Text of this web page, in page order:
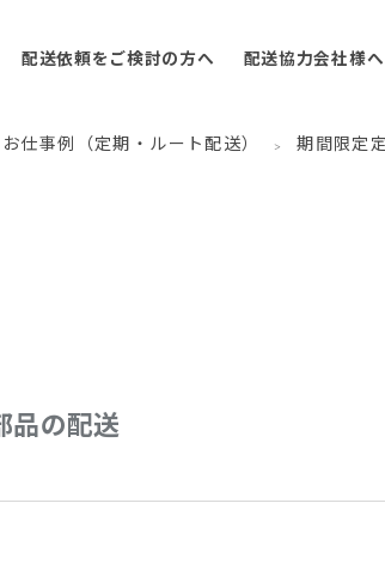
配送依頼をご検討の方へ 配送協力会社様へ
仕事例（定期・ルート配送） 期間限定
品の配送